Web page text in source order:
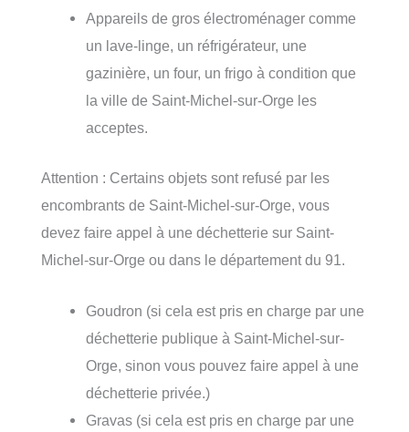
Appareils de gros électroménager comme
un lave-linge, un réfrigérateur, une
gazinière, un four, un frigo à condition que
la ville de Saint-Michel-sur-Orge les
acceptes.
Attention : Certains objets sont refusé par les
encombrants de Saint-Michel-sur-Orge, vous
devez faire appel à une déchetterie sur Saint-
Michel-sur-Orge ou dans le département du 91.
Goudron (si cela est pris en charge par une
déchetterie publique à Saint-Michel-sur-
Orge, sinon vous pouvez faire appel à une
déchetterie privée.)
Gravas (si cela est pris en charge par une